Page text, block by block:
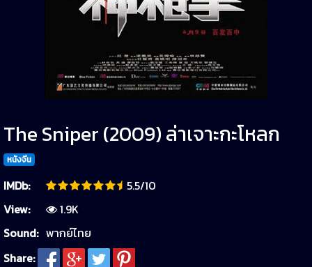
The Sniper (2009) ล่าเจาะกะโหลก
หนังจีน
IMDb:
5.5/10
View:
1.9K
Sound: พากย์ไทย
Share: